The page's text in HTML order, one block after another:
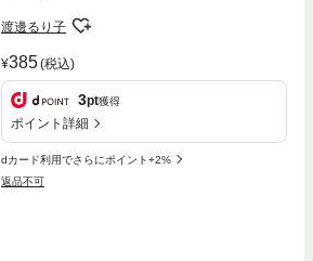
渡邊るり子
385(税込)
3pt獲得
ポイント詳細
dカード利用でさらにポイント+2%
返品不可